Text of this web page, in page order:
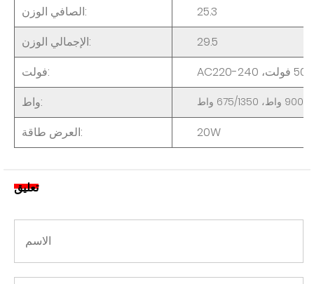
الوزن الصافي:
25.3
الوزن الإجمالي:
29.5
فولت:
AC220-240 فولت،
واط:
900/ واط، واط
طاقة العرض: 20W
تعليق